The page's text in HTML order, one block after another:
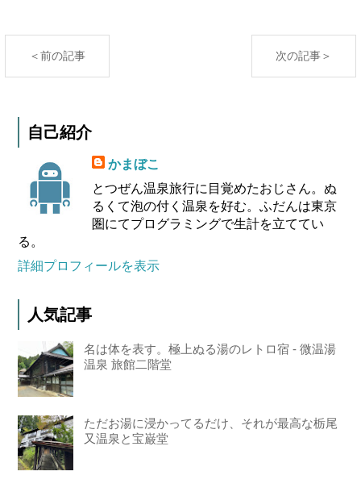
＜前の記事 次の記事＞
自己紹介
かまぼこ
とつぜん温泉旅行に目覚めたおじさん。ぬ
るくて泡の付く温泉を好む。ふだんは東京
圏にてプログラミングで生計を立ててい
る。
詳細プロフィールを表示
人気記事
名は体を表す。極上ぬる湯のレトロ宿 - 微温湯
温泉 旅館二階堂
ただお湯に浸かってるだけ、それが最高な栃尾
又温泉と宝巌堂